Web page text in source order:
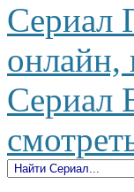
Сериал
онлайн,
Сериал